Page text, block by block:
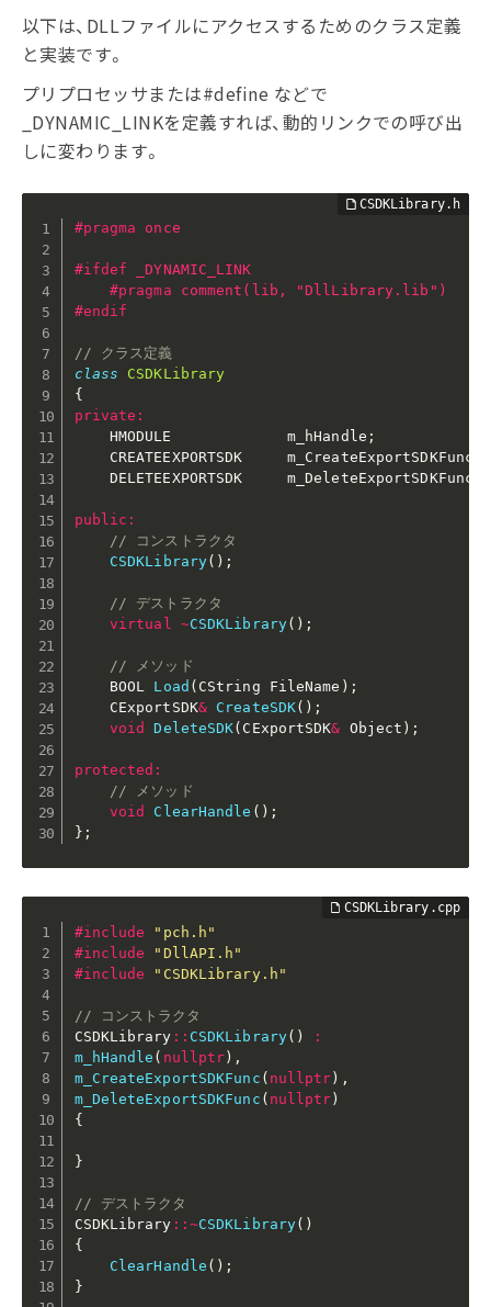
以下は、DLLファイルにアクセスするためのクラス定義
と実装です。
プリプロセッサまたは#define などで
_DYNAMIC_LINKを定義すれば、動的リンクでの呼び出
しに変わります。
#pragma once
#ifdef _DYNAMIC_LINK
#pragma comment(lib, "DllLibrary.lib")
#endif
// クラス定義
class
CSDKLibrary
{
private :
    HMODULE             m_hHandle
;
    CREATEEXPORTSDK     m_CreateExportSDKFunc
    DELETEEXPORTSDK     m_DeleteExportSDKFunc
public :
// コンストラクタ
CSDKLibrary( ) ;
// デストラクタ
virtual ~CSDKLibrary( ) ;
// メソッド
    BOOL
Load ( CString FileName ) ;
    CExportSDK
& CreateSDK( ) ;
void
DeleteSDK( CExportSDK& Object ) ;
protected :
// メソッド
void
ClearHandle ( ) ;
} ;
#include
"pch.h"
#include
"DllAPI.h"
#include "CSDKLibrary.h"
// コンストラクタ
CSDKLibrary :: CSDKLibrary( )
:
m_hHandle ( nullptr ) ,
m_CreateExportSDKFunc ( nullptr ) ,
m_DeleteExportSDKFunc ( nullptr )
{
}
// デストラクタ
CSDKLibrary :: ~CSDKLibrary( )
{
ClearHandle ( ) ;
}